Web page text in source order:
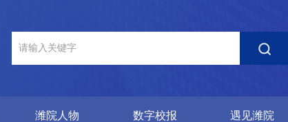
潍院人物 数字校报 遇见潍院